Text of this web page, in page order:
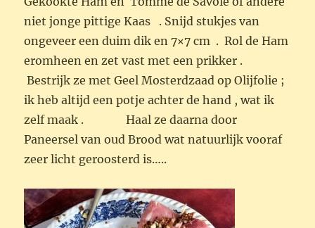
niet jonge pittige Kaas . Snijd stukjes van
ongeveer een duim dik en 7×7 cm . Rol de Ham
eromheen en zet vast met een prikker .
Bestrijk ze met Geel Mosterdzaad op Olijfolie ;
ik heb altijd een potje achter de hand , wat ik
zelf maak . Haal ze daarna door
Paneersel van oud Brood wat natuurlijk vooraf
zeer licht geroosterd is…..